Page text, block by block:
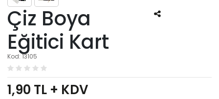
Çiz Boya
Eğitici Kart
Kod: 13105
1,90 TL + KDV